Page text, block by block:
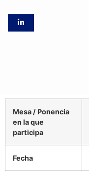
Mesa / Ponencia
en la que
participa
Fecha